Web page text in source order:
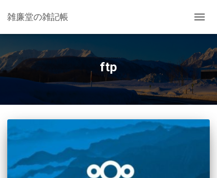
雑廉堂の雑記帳
ビ
ー
シ
ョ
ン
を
切
え
ftp